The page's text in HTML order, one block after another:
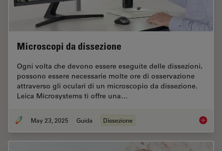
Microscopi da dissezione
Ogni volta che devono essere eseguite delle dissezioni,
possono essere necessarie molte ore di osservazione
attraverso gli oculari di un microscopio da dissezione.
Leica Microsystems ti offre una…
May 23, 2025 Guida Dissezione